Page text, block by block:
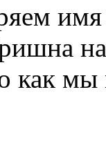
как мы